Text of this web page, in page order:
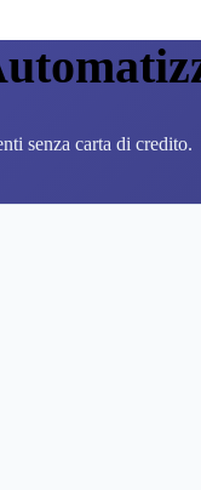
senza carta di credito.